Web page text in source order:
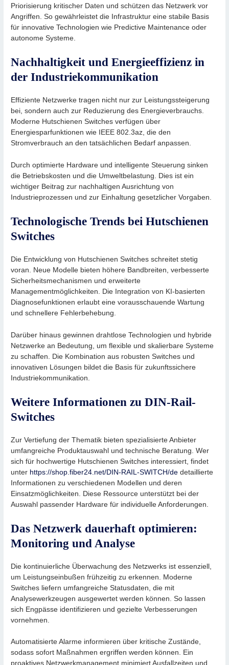
Priorisierung kritischer Daten und schützen das Netzwerk vor
Angriffen. So gewährleistet die Infrastruktur eine stabile Basis
für innovative Technologien wie Predictive Maintenance oder
autonome Systeme.
Nachhaltigkeit und Energieeffizienz in
der Industriekommunikation
Effiziente Netzwerke tragen nicht nur zur Leistungssteigerung
bei, sondern auch zur Reduzierung des Energieverbrauchs.
Moderne Hutschienen Switches verfügen über
Energiesparfunktionen wie IEEE 802.3az, die den
Stromverbrauch an den tatsächlichen Bedarf anpassen.
Durch optimierte Hardware und intelligente Steuerung sinken
die Betriebskosten und die Umweltbelastung. Dies ist ein
wichtiger Beitrag zur nachhaltigen Ausrichtung von
Industrieprozessen und zur Einhaltung gesetzlicher Vorgaben.
Technologische Trends bei Hutschienen
Switches
Die Entwicklung von Hutschienen Switches schreitet stetig
voran. Neue Modelle bieten höhere Bandbreiten, verbesserte
Sicherheitsmechanismen und erweiterte
Managementmöglichkeiten. Die Integration von KI-basierten
Diagnosefunktionen erlaubt eine vorausschauende Wartung
und schnellere Fehlerbehebung.
Darüber hinaus gewinnen drahtlose Technologien und hybride
Netzwerke an Bedeutung, um flexible und skalierbare Systeme
zu schaffen. Die Kombination aus robusten Switches und
innovativen Lösungen bildet die Basis für zukunftssichere
Industriekommunikation.
Weitere Informationen zu DIN-Rail-
Switches
Zur Vertiefung der Thematik bieten spezialisierte Anbieter
umfangreiche Produktauswahl und technische Beratung. Wer
sich für hochwertige Hutschienen Switches interessiert, findet
unter https://shop.fiber24.net/DIN-RAIL-SWITCH/de detaillierte
Informationen zu verschiedenen Modellen und deren
Einsatzmöglichkeiten. Diese Ressource unterstützt bei der
Auswahl passender Hardware für individuelle Anforderungen.
Das Netzwerk dauerhaft optimieren:
Monitoring und Analyse
Die kontinuierliche Überwachung des Netzwerks ist essenziell,
um Leistungseinbußen frühzeitig zu erkennen. Moderne
Switches liefern umfangreiche Statusdaten, die mit
Analysewerkzeugen ausgewertet werden können. So lassen
sich Engpässe identifizieren und gezielte Verbesserungen
vornehmen.
Automatisierte Alarme informieren über kritische Zustände,
sodass sofort Maßnahmen ergriffen werden können. Ein
proaktives Netzwerkmanagement minimiert Ausfallzeiten und